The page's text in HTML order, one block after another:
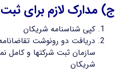
ج) مدارک لازم برای
کپی شناسنامه شریکان
دریافت دو رونوشت
سازمان ثبت شرکتها و کامل
شریکان